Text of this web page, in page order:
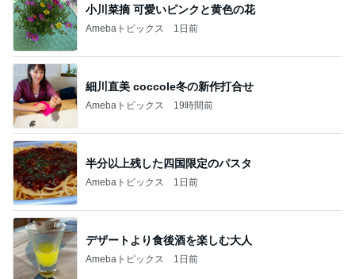
小川菜摘 可愛いピンクと黄色の花
Amebaトピックス 1日前
細川直美 coccole冬の新作打合せ
Amebaトピックス 19時間前
半分以上残した四国限定のパスタ
Amebaトピックス 1日前
デザートより食後酒を楽しむ大人
Amebaトピックス 1日前